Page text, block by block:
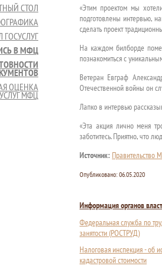
СТОЛ
ГОСУСЛУГ
В МФЦ
ОЦЕНКА
МФЦ
«Этим проектом мы
подготовлены интервью,
сделать проект
На каждом билборде
познакомиться с
Ветеран Евграф
Отечественной войны он
Лапко в интервью
«Эта акция лично меня
заботитесь. Приятно, что
Источник: Правительство
Опубликовано: 06.05.2020
Информация органов
Федеральная служба по
занятости (РОСТРУД)
Налоговая инспекция - об
кадастровой стоимости